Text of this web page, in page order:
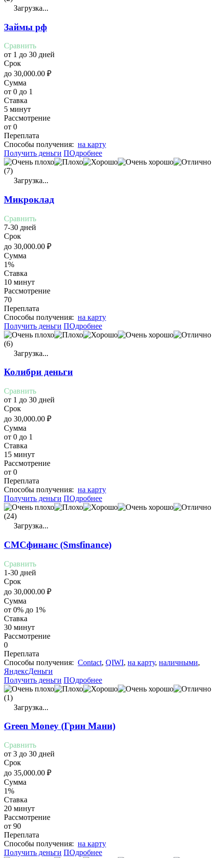
Загрузка...
Займы рф
Сравнить
от 1 до 30 дней
Срок
до 30,000.00 ₽
Сумма
от 0 до 1
Ставка
5 минут
Рассмотрение
от 0
Переплата
Cпособы получения: на карту
Получить деньги ПОдробнее
(7)
Загрузка...
Микроклад
Сравнить
7-30 дней
Срок
до 30,000.00 ₽
Сумма
1%
Ставка
10 минут
Рассмотрение
70
Переплата
Cпособы получения: на карту
Получить деньги ПОдробнее
(6)
Загрузка...
Колибри деньги
Сравнить
от 1 до 30 дней
Срок
до 30,000.00 ₽
Сумма
от 0 до 1
Ставка
15 минут
Рассмотрение
от 0
Переплата
Cпособы получения: на карту
Получить деньги ПОдробнее
(24)
Загрузка...
СМСфинанс (Smsfinance)
Сравнить
1-30 дней
Срок
до 30,000.00 ₽
Сумма
от 0% до 1%
Ставка
30 минут
Рассмотрение
0
Переплата
Cпособы получения: Contact, QIWI, на карту, наличными,
ЯндексДеньги
Получить деньги ПОдробнее
(1)
Загрузка...
Green Money (Грин Мани)
Сравнить
от 3 до 30 дней
Срок
до 35,000.00 ₽
Сумма
1%
Ставка
20 минут
Рассмотрение
от 90
Переплата
Cпособы получения: на карту
Получить деньги ПОдробнее